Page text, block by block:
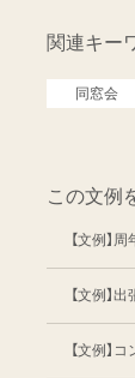
関連キー
同窓会
この文例
【文例】
【文例】
【文例】